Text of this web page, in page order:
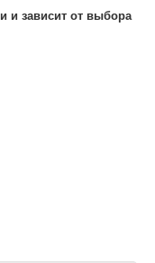
и зависит от выбора